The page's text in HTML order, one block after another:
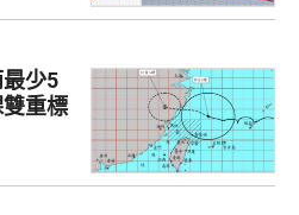
少5
重標